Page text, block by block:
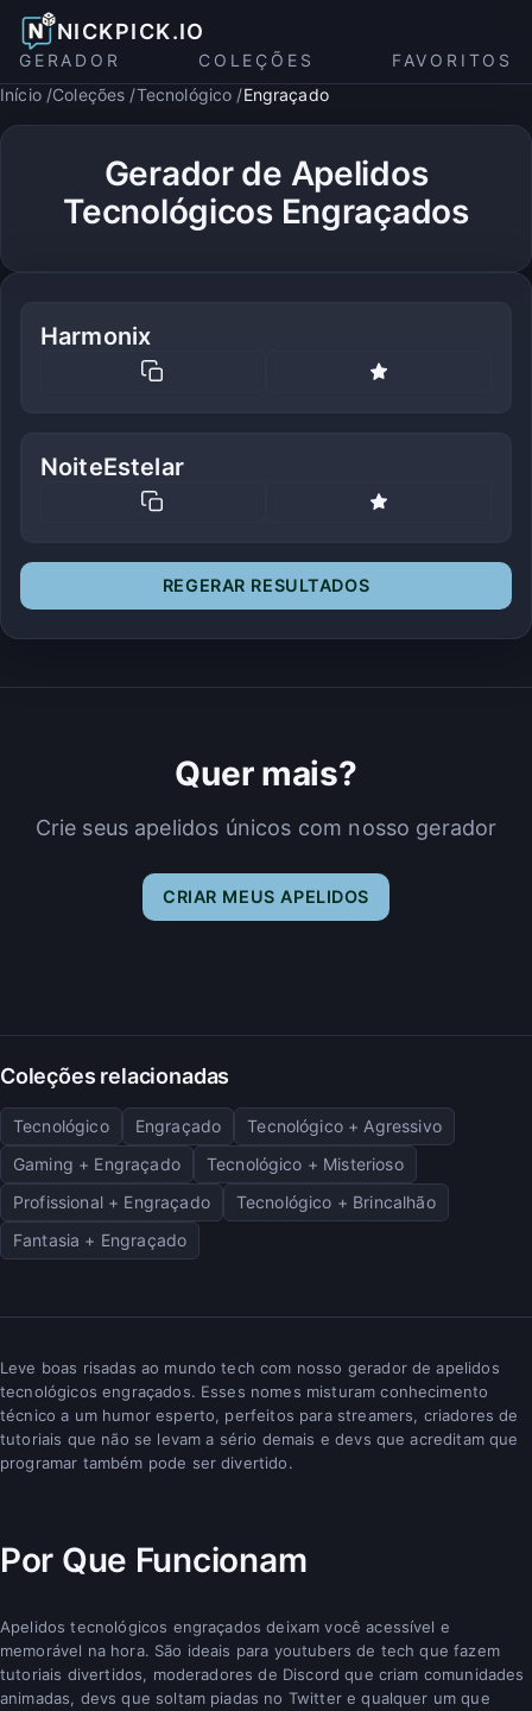
NICKPICK.IO
GERADOR COLEÇÕES
FAVORITOS
Início Coleções Tecnológico Engraçado
Gerador de Apelidos
Tecnológicos Engraçados
Harmonix
NoiteEstelar
REGERAR RESULTADOS
Quer mais?
Crie seus apelidos únicos com nosso gerador
CRIAR MEUS APELIDOS
Coleções relacionadas
Tecnológico Engraçado
Tecnológico + Agressivo
Gaming + Engraçado
Tecnológico + Misterioso
Profissional + Engraçado
Tecnológico + Brincalhão
Fantasia + Engraçado
Leve boas risadas ao mundo tech com nosso gerador de apelidos
tecnológicos engraçados. Esses nomes misturam conhecimento
técnico a um humor esperto, perfeitos para streamers, criadores de
tutoriais que não se levam a sério demais e devs que acreditam que
programar também pode ser divertido.
Por Que Funcionam
Apelidos tecnológicos engraçados deixam você acessível e
memorável na hora. São ideais para youtubers de tech que fazem
tutoriais divertidos, moderadores de Discord que criam comunidades
animadas, devs que soltam piadas no Twitter e qualquer um que